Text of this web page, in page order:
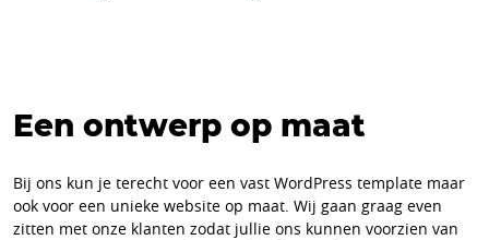
Een ontwerp op maat
Bij ons kun je terecht voor een vast WordPress template maar
ook voor een unieke website op maat. Wij gaan graag even
zitten met onze klanten zodat jullie ons kunnen voorzien van